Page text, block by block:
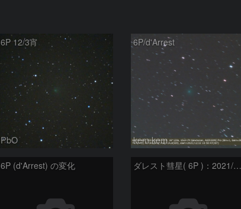
6P 12/3宵
PbO
6P/d'Arrest
kem.kem
6P (d'Arrest) の変化 ダレスト彗星( 6P )：2021/08/04